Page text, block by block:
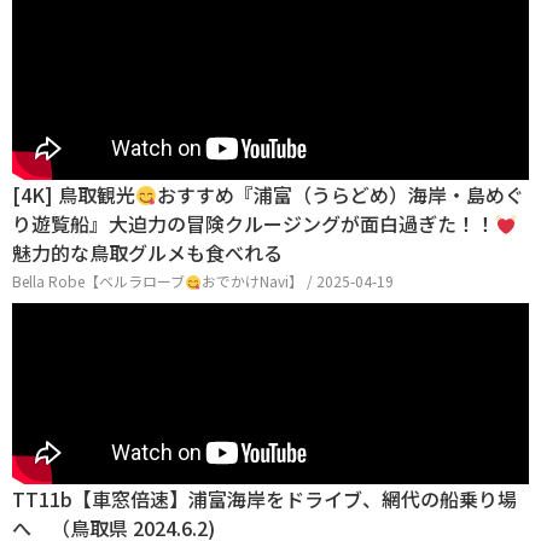
[4K] 鳥取観光
おすすめ『浦富（うらどめ）海岸・島めぐ
り遊覧船』大迫力の冒険クルージングが面白過ぎた！！
魅力的な鳥取グルメも食べれる
Bella Robe【ベルラローブ おでかけNavi】 / 2025-04-19
TT11b【車窓倍速】浦富海岸をドライブ、網代の船乗り場
へ （鳥取県 2024.6.2)